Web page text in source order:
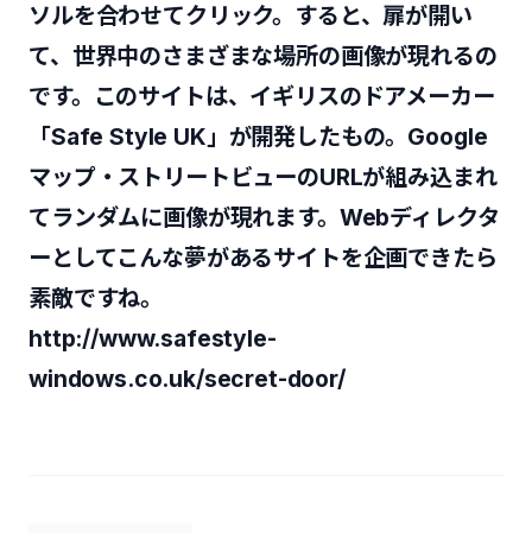
ソルを合わせてクリック。すると、扉が開い
て、世界中のさまざまな場所の画像が現れるの
です。このサイトは、イギリスのドアメーカー
「Safe Style UK」が開発したもの。Google
マップ・ストリートビューのURLが組み込まれ
てランダムに画像が現れます。Webディレクタ
ーとしてこんな夢があるサイトを企画できたら
素敵ですね。
http://www.safestyle-
windows.co.uk/secret-door/